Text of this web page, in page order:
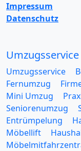
Impressum
Datenschutz
Umzugsservice
Umzugsservice
Fernumzug
Mini Umzug
Seniorenumzug
Entrümpelung
Möbellift